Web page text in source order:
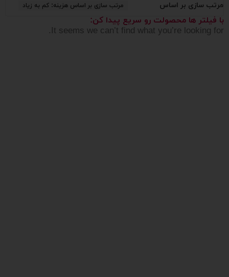
مرتب سازی بر اساس مرتب سازی بر اساس هزینه: کم به زیاد
با فیلتر ها محصولت رو سریع پیدا کن:
It seems we can’t find what you’re looking for.